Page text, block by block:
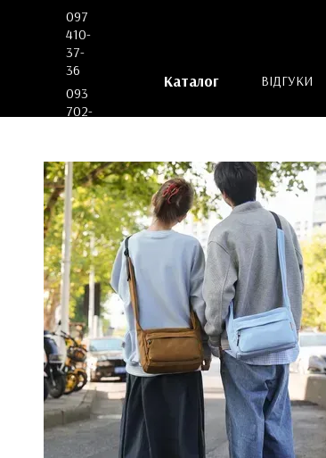
Перейти до основного контенту
097
410-
37-
36
093
702-
Каталог ВІДГУКИ